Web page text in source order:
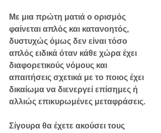
Με μια πρώτη ματιά ο ορισμός
φαίνεται απλός και κατανοητός,
δυστυχώς όμως δεν είναι τόσο
απλός ειδικά όταν κάθε χώρα έχει
διαφορετικούς νόμους και
απαιτήσεις σχετικά με το ποιος έχει
δικαίωμα να διενεργεί επίσημες ή
αλλιώς επικυρωμένες μεταφράσεις.
Σίγουρα θα έχετε ακούσει τους